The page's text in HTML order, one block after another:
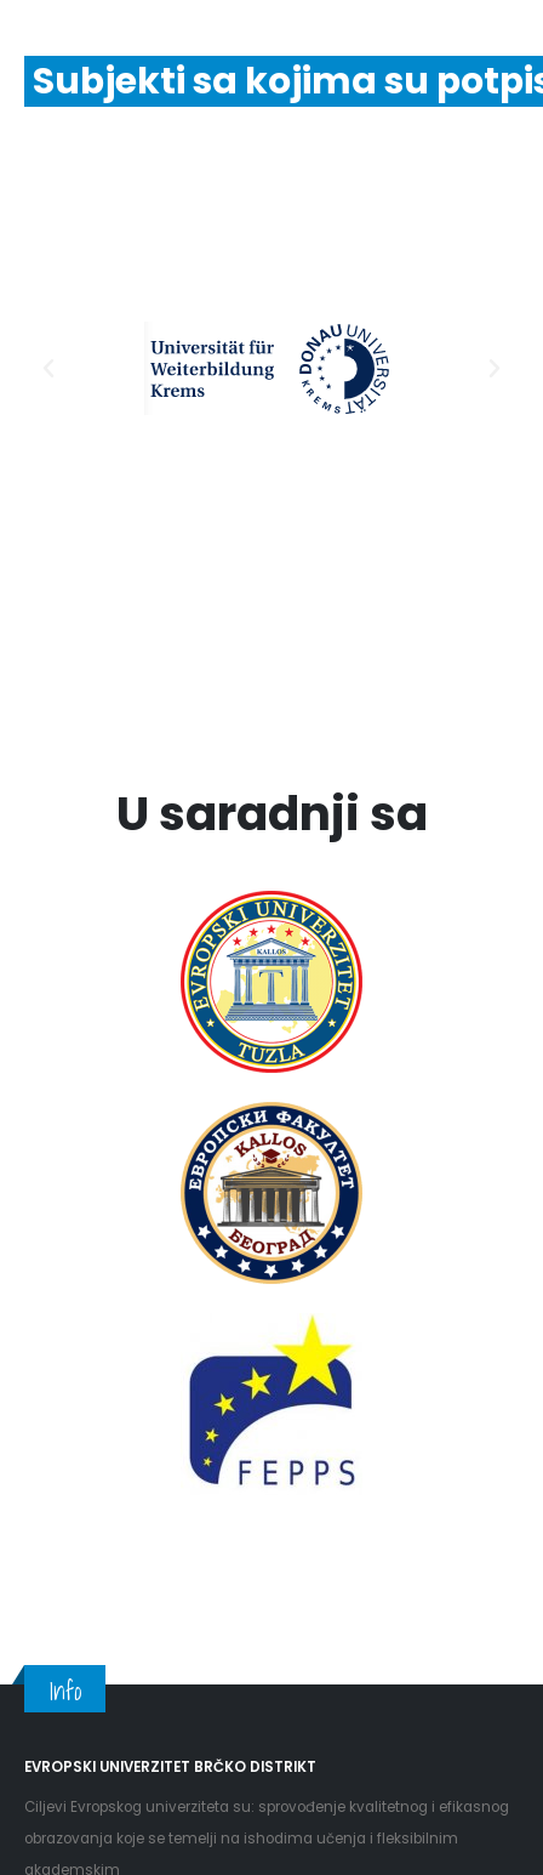
Subjekti sa kojima su
U saradnji sa
Info
EVROPSKI UNIVERZITET BRČKO DISTRIKT
Ciljevi Evropskog univerziteta su: sprovođenje kvalitetnog i efikasnog
obrazovanja koje se temelji na ishodima učenja i fleksibilnim
akademskim